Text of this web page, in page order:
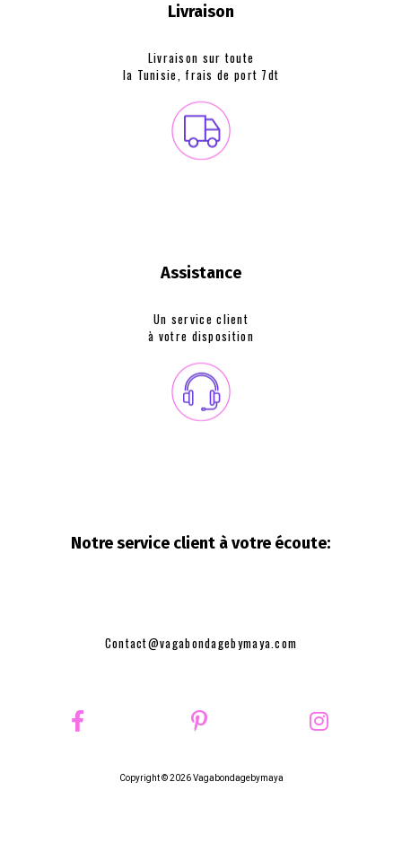
Livraison
Livraison sur toute
la Tunisie, frais de port 7dt
Assistance
Un service client
à votre disposition
Notre service client à votre écoute:
Contact@vagabondagebymaya.com
Copyright © 2026 Vagabondagebymaya